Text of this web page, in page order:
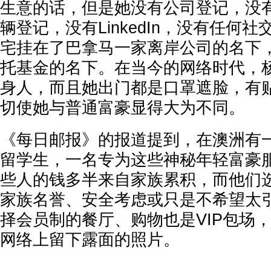
生意的话，但是她没有公司登记，没
辆登记，没有LinkedIn，没有任何社
宅挂在了巴拿马一家离岸公司的名下
托基金的名下。在当今的网络时代，
身人，而且她出门都是口罩遮脸，有
切使她与普通富豪显得大为不同。
《每日邮报》的报道提到，在澳洲
留学生，一名专为这些神秘年轻富豪
些人的钱多半来自家族累积，而他们
家族名誉、安全考虑或只是不希望太
择会员制的餐厅、购物也是VIP包场
网络上留下露面的照片。